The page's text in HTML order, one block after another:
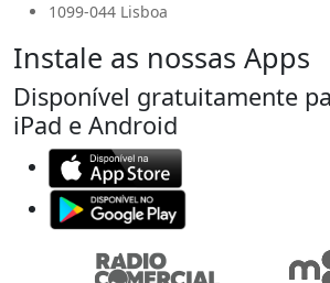
1099-044 Lisboa
Instale as nossas Apps
Disponível gratuitamente
iPad e Android